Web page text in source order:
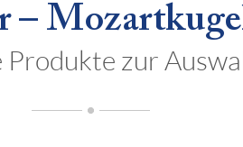
–
Produkte zur